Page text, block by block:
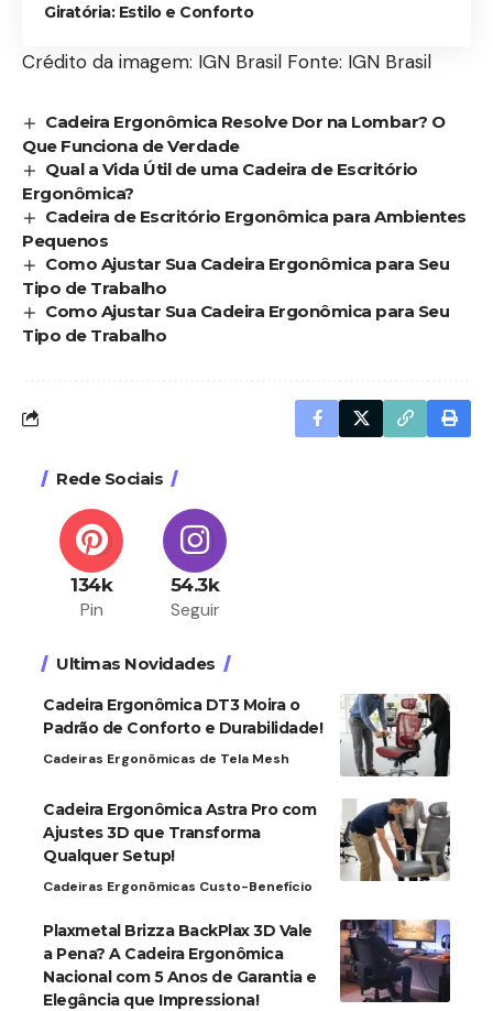
Giratória: Estilo e Conforto
Crédito da imagem: IGN Brasil Fonte: IGN Brasil
Cadeira Ergonômica Resolve Dor na Lombar? O
Que Funciona de Verdade
Qual a Vida Útil de uma Cadeira de Escritório
Ergonômica?
Cadeira de Escritório Ergonômica para Ambientes
Pequenos
Como Ajustar Sua Cadeira Ergonômica para Seu
Tipo de Trabalho
Como Ajustar Sua Cadeira Ergonômica para Seu
Tipo de Trabalho
Rede Sociais
134k
Pin
54.3k
Seguir
Ultimas Novidades
Cadeira Ergonômica DT3 Moira o
Padrão de Conforto e Durabilidade!
Cadeiras Ergonômicas de Tela Mesh
Cadeira Ergonômica Astra Pro com
Ajustes 3D que Transforma
Qualquer Setup!
Cadeiras Ergonômicas Custo-Benefício
Plaxmetal Brizza BackPlax 3D Vale
a Pena? A Cadeira Ergonômica
Nacional com 5 Anos de Garantia e
Elegância que Impressiona!